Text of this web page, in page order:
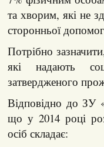
та хворим, які не
сторонньої
Потрібно
які надають
затвердженого
Відповідно до ЗУ
що у 2014 році
осіб складає: